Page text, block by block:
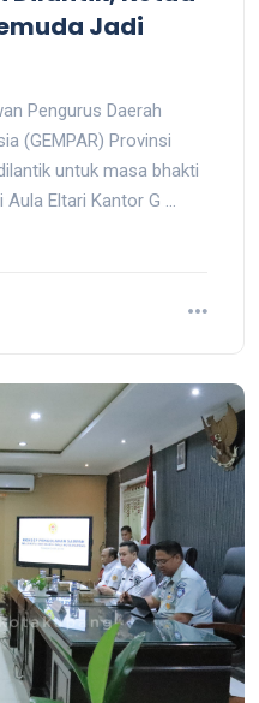
Jadi
Pengurus Daerah
(GEMPAR) Provinsi
untuk masa bhakti
Eltari Kantor G ...